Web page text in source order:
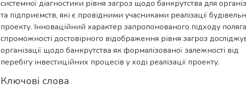
системної діагностики рівня загроз щодо банкрутства для
та підприємств, які є провідними учасниками реалізації
проекту. Інноваційний характер запропонованого підходу
спроможності достовірного відображення рівня загроз
організації щодо банкрутства як формалізованої залежності від
перебігу інвестиційних процесів у ході реалізації проекту.
Ключові слова